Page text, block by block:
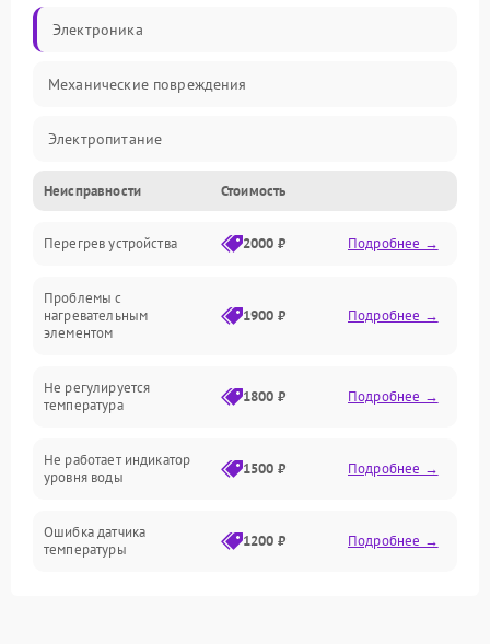
Электроника
Механические повреждения
Электропитание
Парообразование
Герметичность
Механика
Неисправности Стоимость
Перегрев устройства 2000 ₽ Подробнее →
Проблемы с
нагревательным
элементом
1900 ₽ Подробнее →
Не регулируется
температура
1800 ₽ Подробнее →
Не работает индикатор
уровня воды
1500 ₽ Подробнее →
Ошибка датчика
температуры
1200 ₽ Подробнее →